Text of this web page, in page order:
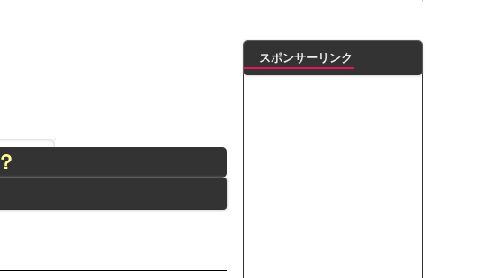
国「信用赦免を何回やっても、何回やっても」⇒ 2... NEW!
にいる爺さん、隙あらば他人のカゴに商品を入れようとする NEW!
本の真似してアイドル量産してきたが、本当は人気がなくて...
米韓通貨スワップ交渉に全力を注ぐべき理由がこちら‥日米...
豊の息子、三山凌輝がW不倫‼共演した久保史緒里と中村麗...
スポンサーリンク